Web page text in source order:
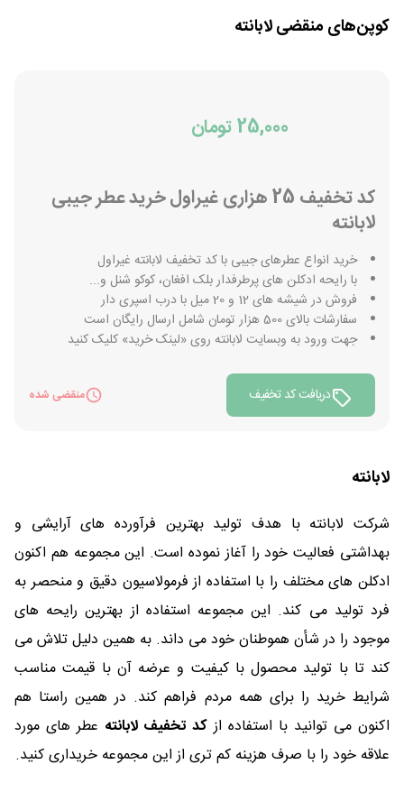
کوپن‌های منقضیلابانته
25,000 تومان
کد تخفیف 25 هزاری غیراول خرید عطر جیبی
لابانته
خرید انواع عطرهای جیبی با کد تخفیف لابانته غیراول
با رایحه ادکلن های پرطرفدار بلک افغان، کوکو شنل و...
فروش در شیشه های 12 و 20 میل با درب اسپری دار
سفارشات بالای 500 هزار تومان شامل ارسال رایگان است
جهت ورود به وبسایت لابانته روی «لینک خرید» کلیک کنید
دریافت کد تخفیف منقضی شده
لابانته
شرکت لابانته با هدف تولید بهترین فرآورده های آرایشی و
بهداشتی فعالیت خود را آغاز نموده است. این مجموعه هم اکنون
ادکلن های مختلف را با استفاده از فرمولاسیون دقیق و منحصر به
فرد تولید می کند. این مجموعه استفاده از بهترین رایحه های
موجود را در شأن هموطنان خود می داند. به همین دلیل تلاش می
کند تا با تولید محصول با کیفیت و عرضه آن با قیمت مناسب
شرایط خرید را برای همه مردم فراهم کند. در همین راستا هم
اکنون می توانید با استفاده ازکد تخفیف لابانته عطر های مورد
علاقه خود را با صرف هزینه کم تری از این مجموعه خریداری کنید.